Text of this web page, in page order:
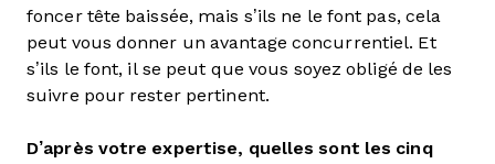
foncer tête baissée, mais s’ils ne le font pas, cela
peut vous donner un avantage concurrentiel. Et
s’ils le font, il se peut que vous soyez obligé de les
suivre pour rester pertinent.
D’après votre expertise, quelles sont les cinq